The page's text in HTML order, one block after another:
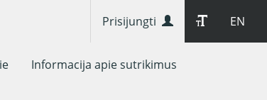
EN
Prisijungti
Informacija apie sutrikimus